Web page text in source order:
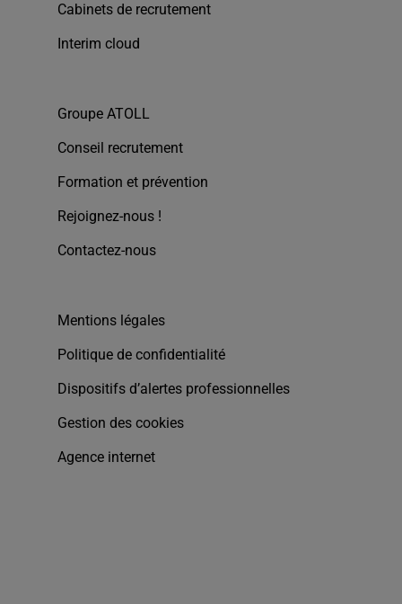
Cabinets de recrutement
Interim cloud
Groupe ATOLL
Conseil recrutement
Formation et prévention
Rejoignez-nous !
Contactez-nous
Mentions légales
Politique de confidentialité
Dispositifs d’alertes professionnelles
Gestion des cookies
Agence internet